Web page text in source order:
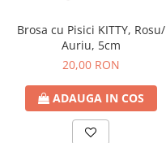
Brosa cu Pisici KITTY, Rosu/
Auriu, 5cm
20,00 RON
ADAUGA IN COS